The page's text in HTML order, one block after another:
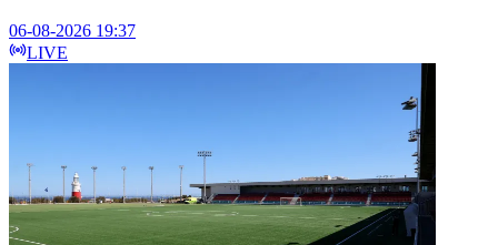
06-08-2026 19:37
LIVE